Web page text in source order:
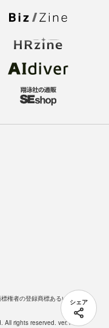
シェア
権者の登録商標あるいは商標で
rights reserved. ver.1.5